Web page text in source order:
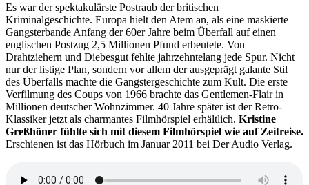
Es war der spektakulärste Postraub der britischen
Kriminalgeschichte. Europa hielt den Atem an, als eine maskierte
Gangsterbande Anfang der 60er Jahre beim Überfall auf einen
englischen Postzug 2,5 Millionen Pfund erbeutete. Von
Drahtziehern und Diebesgut fehlte jahrzehntelang jede Spur. Nicht
nur der listige Plan, sondern vor allem der ausgeprägt galante Stil
des Überfalls machte die Gangstergeschichte zum Kult. Die erste
Verfilmung des Coups von 1966 brachte das Gentlemen-Flair in
Millionen deutscher Wohnzimmer. 40 Jahre später ist der Retro-
Klassiker jetzt als charmantes Filmhörspiel erhältlich. Kristine
Greßhöner fühlte sich mit diesem Filmhörspiel wie auf Zeitreise.
Erschienen ist das Hörbuch im Januar 2011 bei Der Audio Verlag.